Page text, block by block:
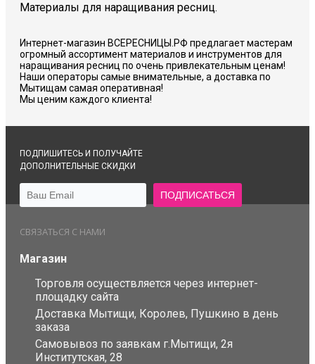
Материалы для наращивания ресниц.
Интернет-магазин ВСЕРЕСНИЦЫ.РФ предлагает мастерам
огромный ассортимент материалов и инструментов для
наращивания ресниц по очень привлекательным ценам!
Наши операторы самые внимательные, а доставка по
Мытищам самая оперативная!
Мы ценим каждого клиента!
ПОДПИШИТЕСЬ И ПОЛУЧАЙТЕ
ДОПОЛНИТЕЛЬНЫЕ СКИДКИ
СВЯЗАТЬСЯ С НАМИ
Магазин
Торговля осуществляется через интернет-
площадку сайта
Доставка Мытищи, Королев, Пушкино в день
заказа
Самовывоз по заявкам г.Мытищи, 2я
Институтская, 28